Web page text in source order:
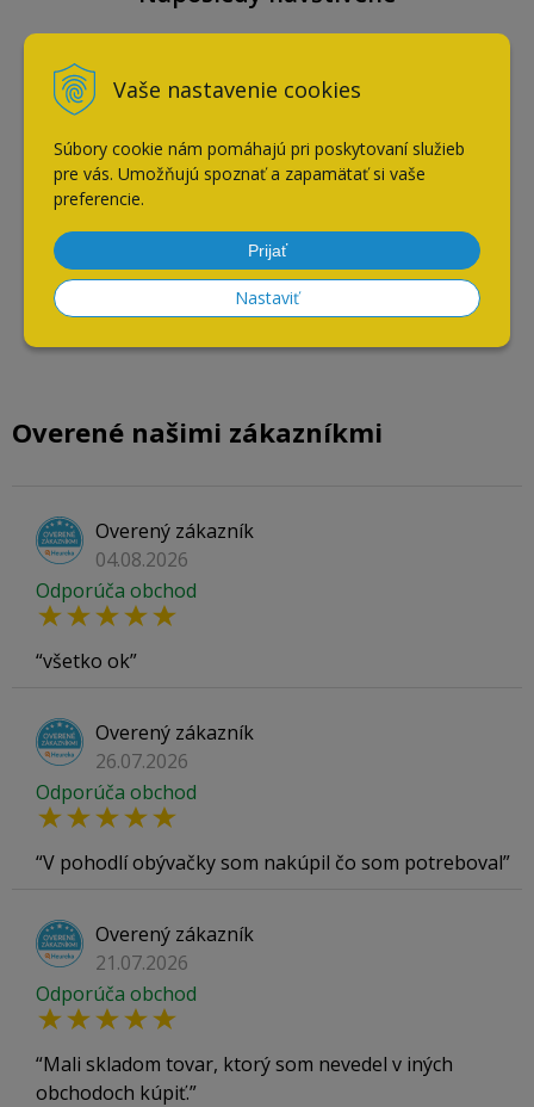
Vaše nastavenie cookies
Súbory cookie nám pomáhajú pri poskytovaní služieb
pre vás. Umožňujú spoznať a zapamätať si vaše
preferencie.
Prijať
Nastaviť
Nábytkový vešiak ATM ERO
Overené našimi zákazníkmi
Overený zákazník
04.08.2026
Odporúča obchod
všetko ok
Overený zákazník
26.07.2026
Odporúča obchod
V pohodlí obývačky som nakúpil čo som potreboval
Overený zákazník
21.07.2026
Odporúča obchod
Mali skladom tovar, ktorý som nevedel v iných
obchodoch kúpiť.